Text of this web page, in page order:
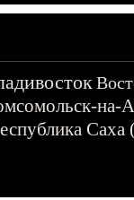
на-
Саха